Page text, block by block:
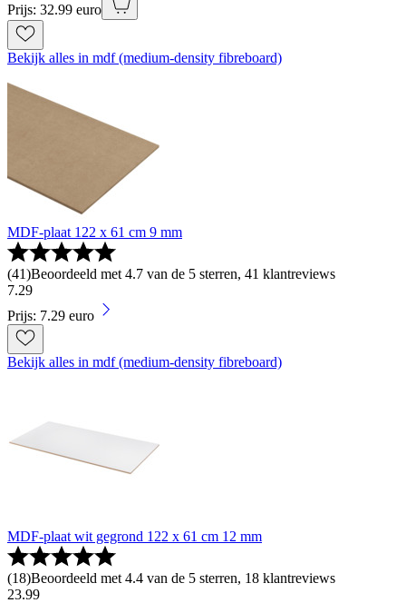
Prijs: 32.99 euro
Bekijk alles in mdf (medium-density fibreboard)
MDF-plaat 122 x 61 cm 9 mm
(41)Beoordeeld met 4.7 van de 5 sterren, 41 klantreviews
7.29
Prijs: 7.29 euro
Bekijk alles in mdf (medium-density fibreboard)
MDF-plaat wit gegrond 122 x 61 cm 12 mm
(18)Beoordeeld met 4.4 van de 5 sterren, 18 klantreviews
23.99